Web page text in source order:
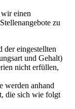
einen
zu
der eingestellten
und Gehalt)
nicht erfüllen,
werden anhand
die sich wie folgt